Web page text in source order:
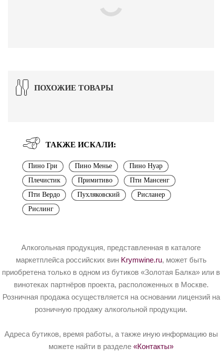
ПОХОЖИЕ ТОВАРЫ
ТАКЖЕ ИСКАЛИ:
Пино Гри Пино Менье
Пино Нуар
Плечистик
Примитиво
Пти Мансенг
Пти Вердо
Пухляковский
Рисланер
Рислинг
Алкогольная продукция, представленная в каталоге
маркетплейса российских вин Krymwine.ru, может быть
приобретена только в одном из бутиков «Золотая Балка» или в
винотеках партнёров проекта, расположенных в Москве.
Розничная продажа осуществляется на основании лицензий на
розничную продажу алкогольной продукции.
Адреса бутиков, время работы, а также иную информацию вы
можете найти в разделе «Контакты»